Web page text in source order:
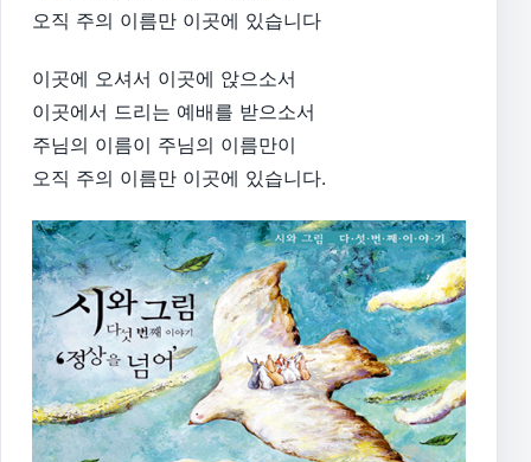
오직 주의 이름만 이곳에 있습니다
이곳에 오셔서 이곳에 앉으소서
이곳에서 드리는 예배를 받으소서
주님의 이름이 주님의 이름만이
오직 주의 이름만 이곳에 있습니다.